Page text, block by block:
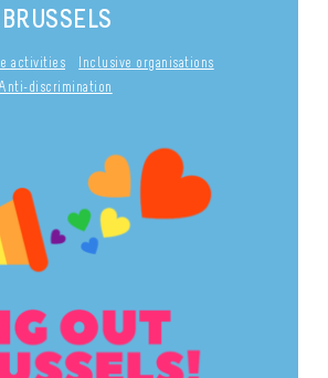
activities
Inclusive organisations
Anti-discrimination